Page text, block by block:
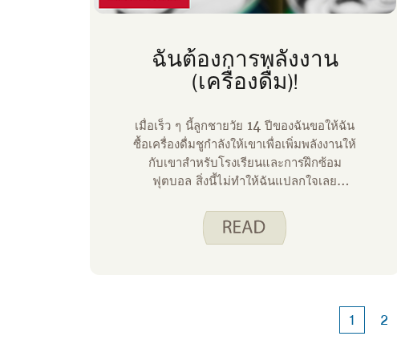
ฉันต้องการพลังงาน
(เครื่องดื่ม)!
เมื่อเร็ว ๆ นี้ลูกชายวัย 14 ปีของฉันขอให้ฉัน
ซื้อเครื่องดื่มชูกําลังให้เขาเพื่อเพิ่มพลังงานให้
กับเขาสําหรับโรงเรียนและการฝึกซ้อม
ฟุตบอล สิ่งนี้ไม่ทําให้ฉันแปลกใจเลย
17 ปีบริโภคเครื่องดื่มชูกําลังเป็นประจํา
เครื่องดื่มเหล่านี้ให้ความสนใจและสมรรถนะ
คาเฟอีนจํานวนมาก น้ําตาลที่เติมลงไป สาร
1 2